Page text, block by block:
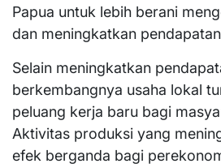
Papua untuk lebih berani
dan meningkatkan
Selain meningkatkan
berkembangnya usaha lokal
peluang kerja baru bagi
Aktivitas produksi yang
efek berganda bagi